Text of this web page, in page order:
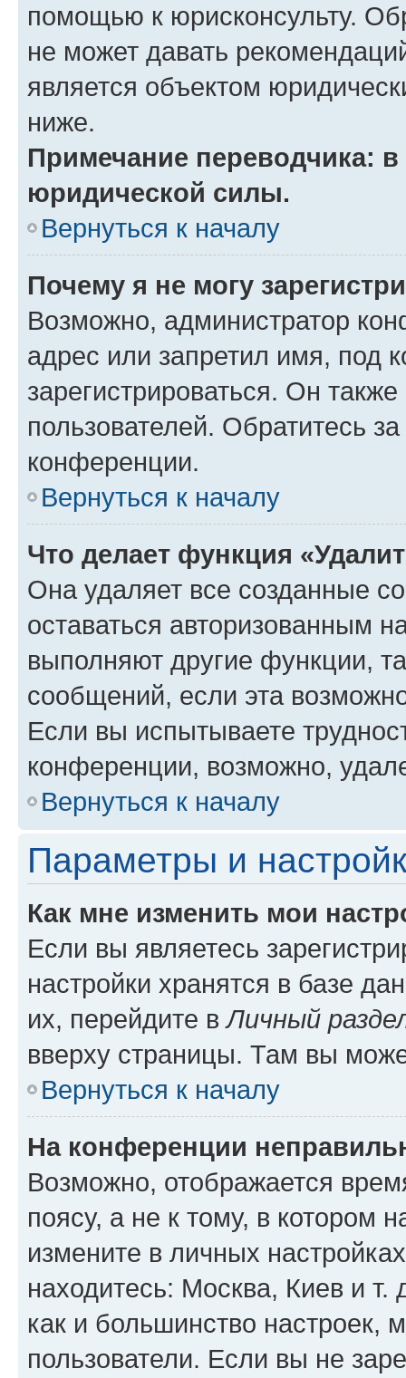
помощью к юрисконсульту.
не может давать
является объектом
ниже.
Примечание переводчика:
юридической силы.
Вернуться к началу
Почему я не могу
Возможно, администратор
адрес или запретил имя, под
зарегистрироваться. Он
пользователей. Обратитесь
конференции.
Вернуться к началу
Что делает функция
Она удаляет все созданные
оставаться авторизованным
выполняют другие функции,
сообщений, если эта
Если вы испытываете
конференции, возможно,
Вернуться к началу
Параметры и
Как мне изменить мои
Если вы являетесь
настройки хранятся в базе
их, перейдите вЛичный
вверху страницы. Там вы
Вернуться к началу
На конференции
Возможно, отображается
поясу, а не к тому, в котором
измените в личных
находитесь: Москва, Киев и т.
как и большинство настроек,
пользователи. Если вы не